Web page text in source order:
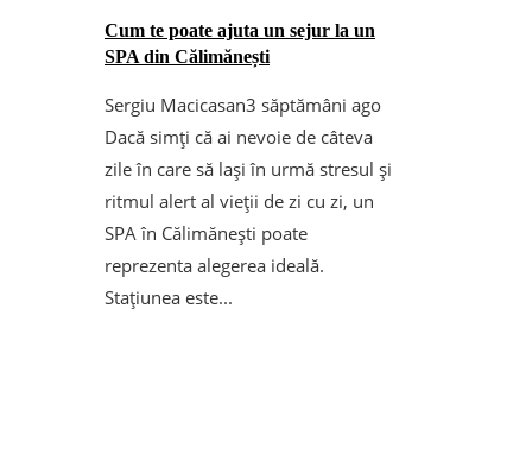
Cum te poate ajuta un sejur la un
SPA din Călimănești
Sergiu Macicasan3 săptămâni ago
Dacă simți că ai nevoie de câteva
zile în care să lași în urmă stresul și
ritmul alert al vieții de zi cu zi, un
SPA în Călimănești poate
reprezenta alegerea ideală.
Stațiunea este...